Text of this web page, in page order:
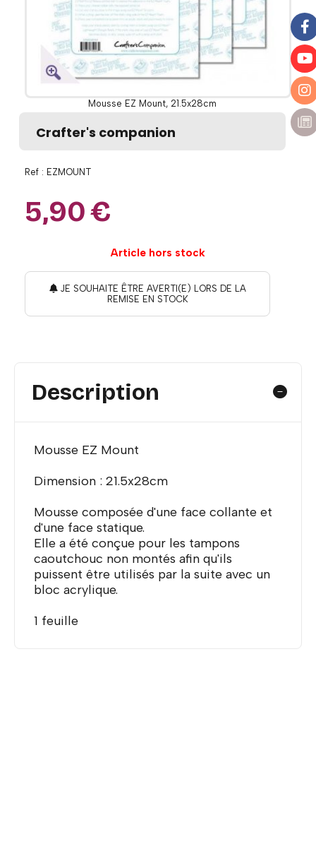
Mousse EZ Mount, 21.5x28cm
Crafter's companion
Ref : EZMOUNT
5,90€
Article hors stock
JE SOUHAITE ÊTRE AVERTI(E) LORS DE LA
REMISE EN STOCK
Description
Mousse EZ Mount
Dimension : 21.5x28cm
Mousse composée d'une face collante et
d'une face statique.
Elle a été conçue pour les tampons
caoutchouc non montés afin qu'ils
puissent être utilisés par la suite avec un
bloc acrylique.
1 feuille